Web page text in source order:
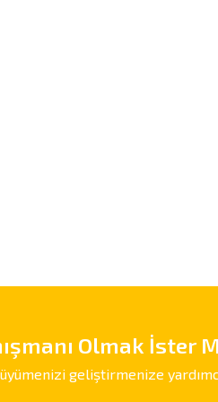
Olmak İster
geliştirmenize